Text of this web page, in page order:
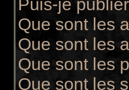
Puis-je
Que sont les
Que sont les
Que sont les
Que sont les